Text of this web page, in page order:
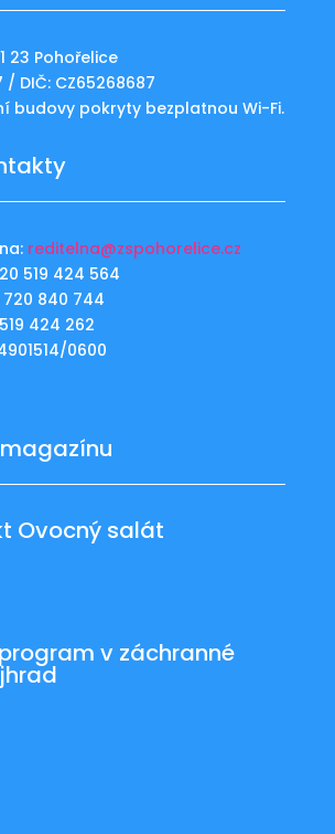
23 Pohořelice
/ DIČ: CZ65268687
budovy pokryty bezplatnou Wi-Fi.
reditelna@zspohorelice.cz
519 424 564
840 744
424 262
0600
Ovocný salát
v záchranné